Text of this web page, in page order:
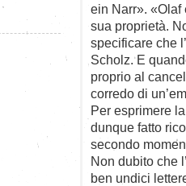
ein Narr». «Olaf
sua proprietà.
specificare che
Scholz. E
proprio al
corredo di
Per esprimere
dunque fatto
secondo
Non dubito che
ben undici